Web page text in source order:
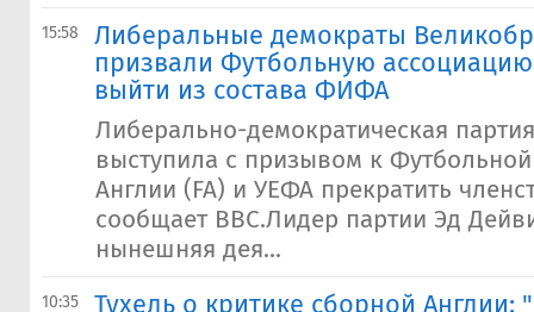
15:58
Либеральные демократы
призвали Футбольную
выйти из состава ФИФА
Либерально-демократическая
выступила с призывом к
Англии (FA) и УЕФА прекратить
сообщает BBC.Лидер партии Эд
нынешняя дея...
10:35
Тухель о критике сборной Англии: